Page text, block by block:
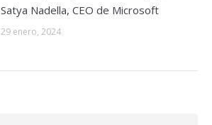
Satya Nadella, CEO de Microsoft
29 enero, 2024